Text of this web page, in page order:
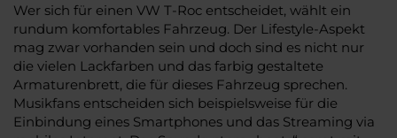
Wer sich für einen VW T-Roc entscheidet, wählt ein
rundum komfortables Fahrzeug. Der Lifestyle-Aspekt
mag zwar vorhanden sein und doch sind es nicht nur
die vielen Lackfarben und das farbig gestaltete
Armaturenbrett, die für dieses Fahrzeug sprechen.
Musikfans entscheiden sich beispielsweise für die
Einbindung eines Smartphones und das Streaming via